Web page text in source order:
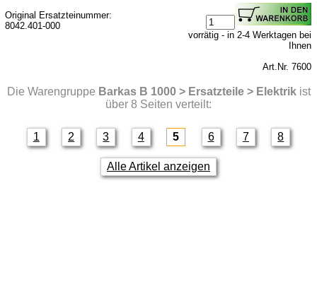
Original Ersatzteinummer:
8042.401-000
vorrätig - in 2-4 Werktagen bei
Ihnen
Art.Nr. 7600
Die Warengruppe Barkas B 1000 > Ersatzteile > Elektrikist
über 8 Seiten verteilt:
1 2 3 4 5 6 7 8
Alle Artikel anzeigen